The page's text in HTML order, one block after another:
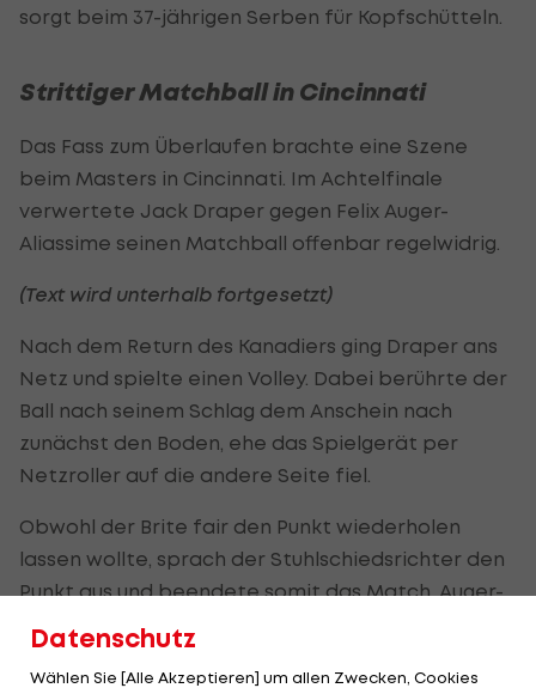
sorgt beim 37-jährigen Serben für Kopfschütteln.
Strittiger Matchball in Cincinnati
Das Fass zum Überlaufen brachte eine Szene
beim Masters in Cincinnati. Im Achtelfinale
verwertete Jack Draper gegen Felix Auger-
Aliassime seinen Matchball offenbar regelwidrig.
(Text wird unterhalb fortgesetzt)
Nach dem Return des Kanadiers ging Draper ans
Netz und spielte einen Volley. Dabei berührte der
Ball nach seinem Schlag dem Anschein nach
zunächst den Boden, ehe das Spielgerät per
Netzroller auf die andere Seite fiel.
Obwohl der Brite fair den Punkt wiederholen
lassen wollte, sprach der Stuhlschiedsrichter den
Punkt aus und beendete somit das Match. Auger-
Aliassimes Protest blieb ohne Erfolg. "Es ist ja
furchtbar, was Sie gerade getan haben. Haben
Datenschutz
Wählen Sie [Alle Akzeptieren] um allen Zwecken, Cookies